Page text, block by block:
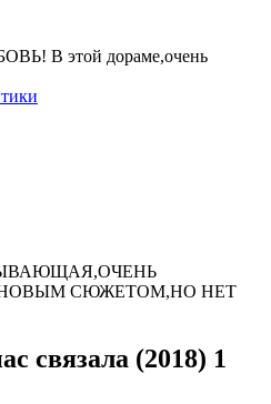
В этой дораме,очень
СЮЖЕТОМ,НО НЕТ
связала (2018) 1